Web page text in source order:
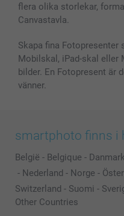
flera olika storlekar,
Canvastavla.
Skapa fina Fotopresenter
Mobilskal, iPad-skal eller
bilder. En Fotopresent är
vänner.
smartphoto finns i
België - Belgique - Danmark
- Nederland - Norge -
Switzerland - Suomi -
Other Countries